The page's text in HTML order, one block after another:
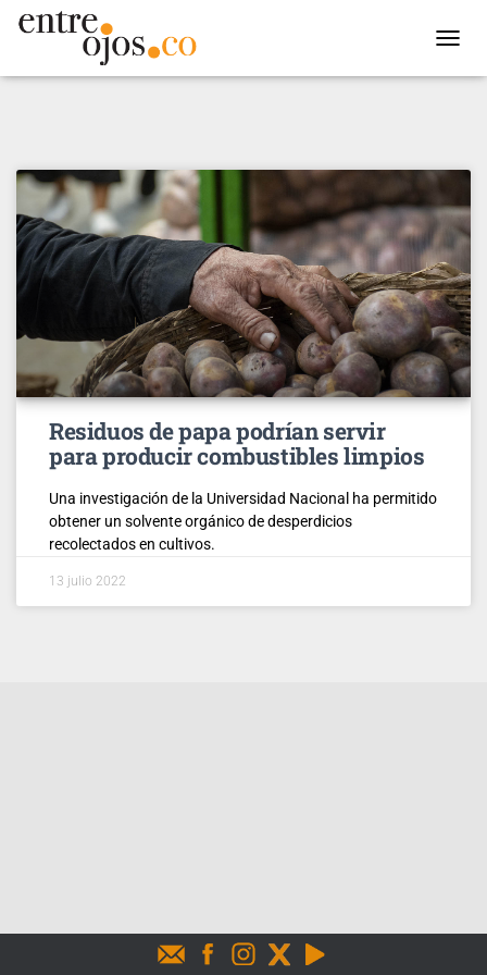
Residuos de papa podrían servir
para producir combustibles limpios
Una investigación de la Universidad Nacional ha permitido
obtener un solvente orgánico de desperdicios
recolectados en cultivos.
13 julio 2022